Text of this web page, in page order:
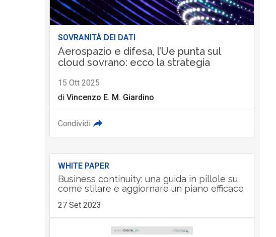
SOVRANITÀ DEI DATI
Aerospazio e difesa, l’Ue punta sul
cloud sovrano: ecco la strategia
15 Ott 2025
di Vincenzo E. M. Giardino
Condividi
WHITE PAPER
Business continuity: una guida in pillole su
come stilare e aggiornare un piano efficace
27 Set 2023